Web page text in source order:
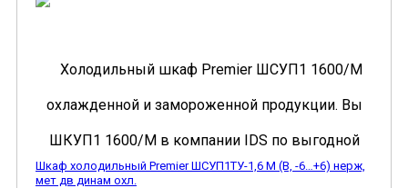
Шкаф холодильный Premier ШСУП1ТУ-1,6 М (В, -6…+6) нерж,
мет дв динам охл.